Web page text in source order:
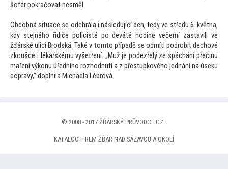
šofér pokračovat nesměl.
Obdobná situace se odehrála i následující den, tedy ve středu 6. května,
kdy stejného řidiče policisté po deváté hodině večerní zastavili ve
žďárské ulici Brodská. Také v tomto případě se odmítl podrobit dechové
zkoušce i lékařskému vyšetření. „Muž je podezřelý ze spáchání přečinu
maření výkonu úředního rozhodnutí a z přestupkového jednání na úseku
dopravy,“ doplnila Michaela Lébrová.
© 2008 - 2017 ŽĎÁRSKÝ PRŮVODCE.CZ ·
KATALOG FIREM ŽĎÁR NAD SÁZAVOU A OKOLÍ